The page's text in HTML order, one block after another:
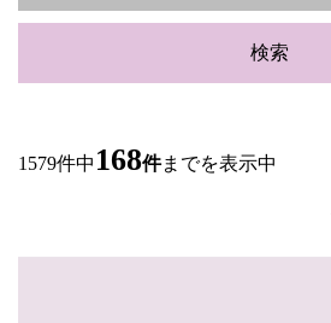
検索
1579件中 168件までを表示中